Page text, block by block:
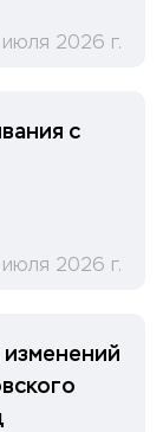
2026 г.
с
2026 г.